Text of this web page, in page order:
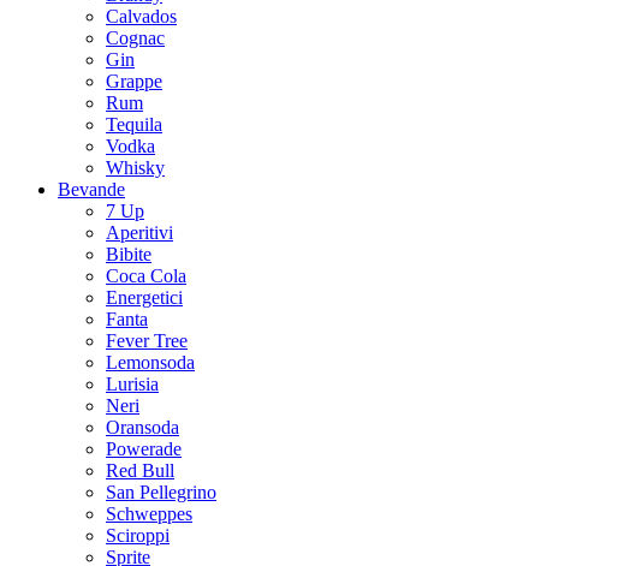
Calvados
Cognac
Gin
Grappe
Rum
Tequila
Vodka
Whisky
Bevande
7 Up
Aperitivi
Bibite
Coca Cola
Energetici
Fanta
Fever Tree
Lemonsoda
Lurisia
Neri
Oransoda
Powerade
Red Bull
San Pellegrino
Schweppes
Sciroppi
Sprite